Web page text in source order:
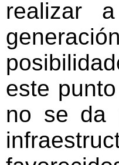
realizar
este
no se da